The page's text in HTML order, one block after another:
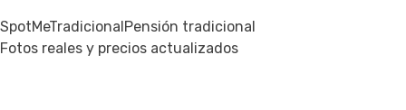
SpotMeTradicionalPensión tradicional
Fotos reales y precios actualizados